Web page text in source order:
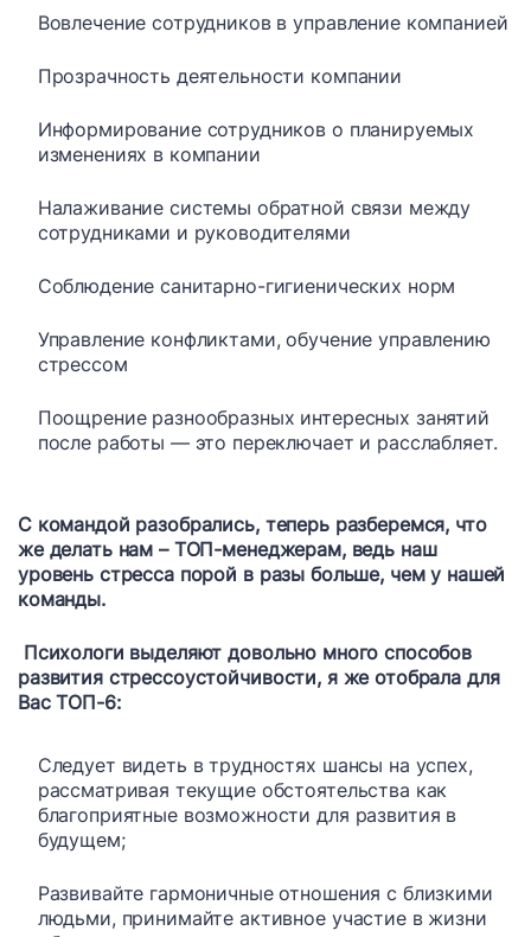
Вовлечение сотрудников в управление компанией
Прозрачность деятельности компании
Информирование сотрудников о планируемых
изменениях в компании
Налаживание системы обратной связи между
сотрудниками и руководителями
Соблюдение санитарно-гигиенических норм
Управление конфликтами, обучение управлению
стрессом
Поощрение разнообразных интересных занятий
после работы — это переключает и расслабляет.
С командой разобрались, теперь разберемся, что
же делать нам – ТОП-менеджерам, ведь наш
уровень стресса порой в разы больше, чем у нашей
команды.
Психологи выделяют довольно много способов
развития стрессоустойчивости, я же отобрала для
Вас ТОП-6:
Следует видеть в трудностях шансы на успех,
рассматривая текущие обстоятельства как
благоприятные возможности для развития в
будущем;
Развивайте гармоничные отношения с близкими
людьми, принимайте активное участие в жизни